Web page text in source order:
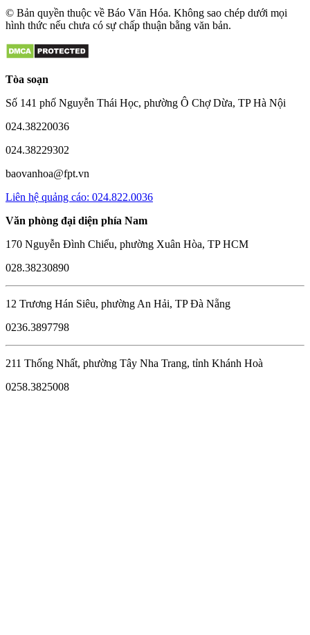
© Bản quyền thuộc về Báo Văn Hóa. Không sao chép dưới mọi
hình thức nếu chưa có sự chấp thuận bằng văn bản.
Tòa soạn
Số 141 phố Nguyễn Thái Học, phường Ô Chợ Dừa, TP Hà Nội
024.38220036
024.38229302
baovanhoa@fpt.vn
Liên hệ quảng cáo: 024.822.0036
Văn phòng đại diện phía Nam
170 Nguyễn Đình Chiểu, phường Xuân Hòa, TP HCM
028.38230890
12 Trương Hán Siêu, phường An Hải, TP Đà Nẵng
0236.3897798
211 Thống Nhất, phường Tây Nha Trang, tỉnh Khánh Hoà
0258.3825008